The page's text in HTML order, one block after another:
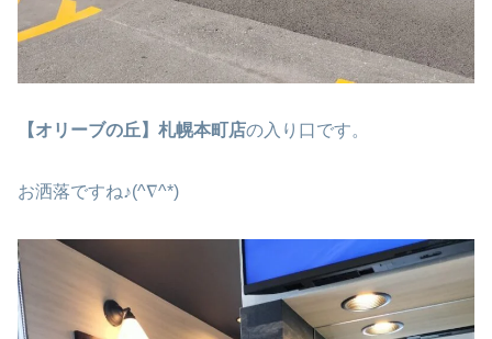
【オリーブの丘】札幌本町店の入り口です。
お洒落ですね♪(^∇^*)